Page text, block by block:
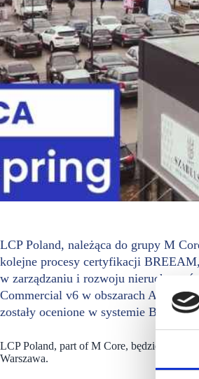
LCP Poland, należąca do grupy M
kolejne procesy certyfikacji
w zarządzaniu i rozwoju
Commercial v6 w obszarach Asset
zostały ocenione w systemie
LCP Poland, part of M Core, będzie
Warszawa.